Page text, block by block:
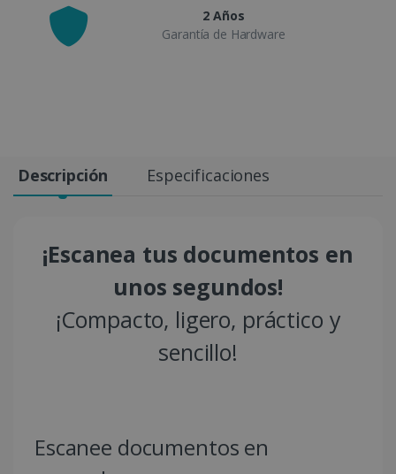
2 Años
Garantía de Hardware
Descripción Especificaciones
¡Escanea tus documentos en
unos segundos!
¡Compacto, ligero, práctico y
sencillo!
Escanee documentos en